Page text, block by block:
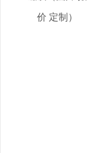
价 定制）